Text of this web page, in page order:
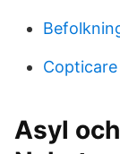
Asyl